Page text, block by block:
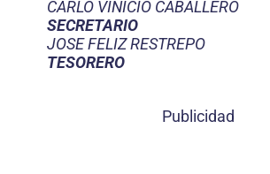
CARLO VINICIO CABALLERO
SECRETARIO
JOSE FELIZ RESTREPO
TESORERO
Publicidad